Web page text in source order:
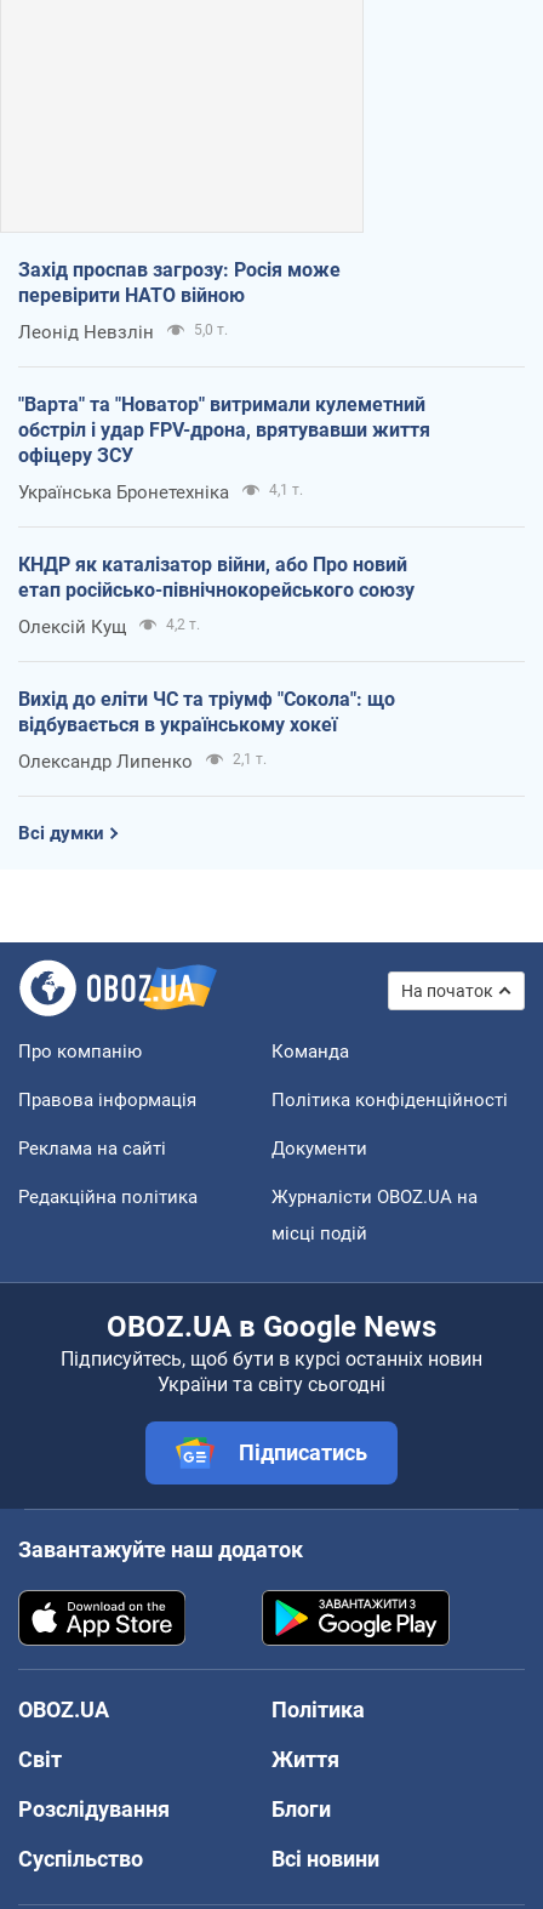
Захід проспав загрозу: Росія може
перевірити НАТО війною
Леонід Невзлін 5,0 т.
"Варта" та "Новатор" витримали кулеметний
обстріл і удар FPV-дрона, врятувавши життя
офіцеру ЗСУ
Українська Бронетехніка 4,1 т.
КНДР як каталізатор війни, або Про новий
етап російсько-північнокорейського союзу
Олексій Кущ 4,2 т.
Вихід до еліти ЧС та тріумф "Сокола": що
відбувається в українському хокеї
Олександр Липенко 2,1 т.
Всі думки
На початок
Про компанію Команда
Правова інформація Політика конфіденційності
Реклама на сайті Документи
Редакційна політика
Журналісти OBOZ.UA на
місці подій
OBOZ.UA в Google News
Підписуйтесь, щоб бути в курсі останніх новин
України та світу сьогодні
Підписатись
Завантажуйте наш додаток
OBOZ.UA
Політика
Світ
Життя
Розслідування
Блоги
Суспільство
Всі новини